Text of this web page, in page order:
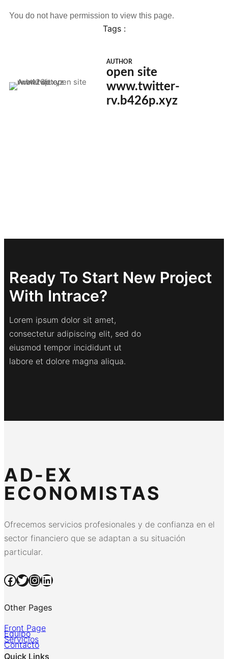
You do not have permission to view this page.
Tags :
AUTHOR
open site
www.twitter-
rv.b426p.xyz
Ready To Start New Project
With Intrace?
Lorem ipsum dolor sit amet,
consectetur adipiscing elit, sed do
eiusmod tempor incididunt ut
labore et dolore magna aliqua.
AD-EX
ECONOMISTAS
Ofrecemos servicios profesionales y de confianza en el
sector financiero que se adaptan a su situación
particular.
Facebook Twitter InstagramLinkedIn
Other Pages
Front Page
Equipo
Servicios
Contacto
Quick Links